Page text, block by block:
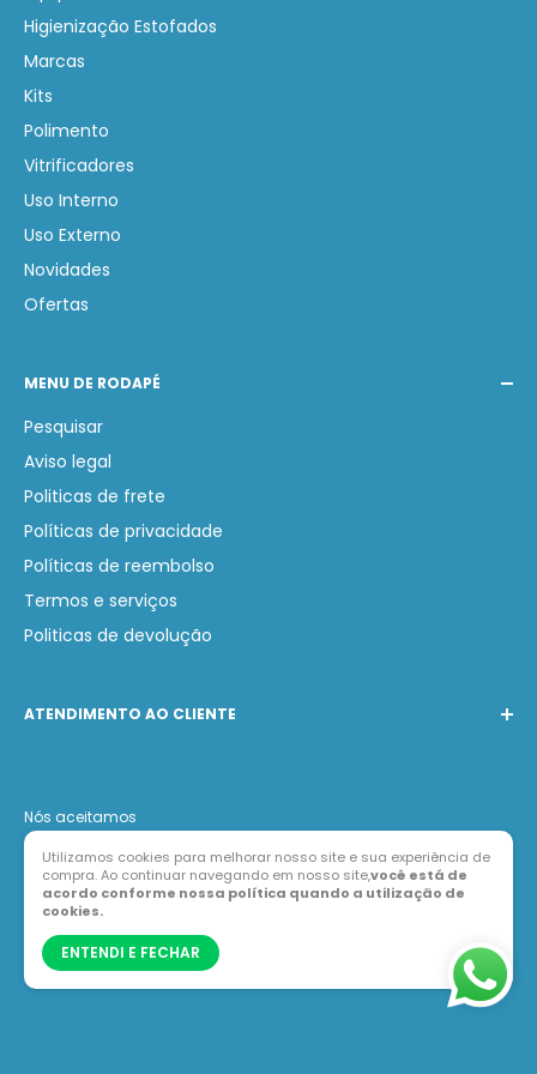
lucratividade.
Higienização Estofados
Marcas
Kits
Polimento
Vitrificadores
Uso Interno
Uso Externo
Novidades
Ofertas
MENU DE RODAPÉ
Pesquisar
Aviso legal
Politicas de frete
Políticas de privacidade
Políticas de reembolso
Termos e serviços
Politicas de devolução
ATENDIMENTO AO CLIENTE
E-mail:contato@lojabarak.com.br
Nós aceitamos
Utilizamos cookies para melhorar nosso site e sua experiência de
compra. Ao continuar navegando em nosso site,você está de
acordo conforme nossa política quando a utilização de
cookies.
ENTENDI E FECHAR